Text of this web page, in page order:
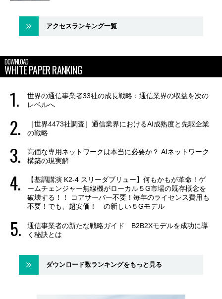
アクセスランキング一覧
DOWNLOAD
WHITE PAPER RANKING
世界の通信事業者33社の成長戦略：通信業界の収益を次の
レベルへ
［世界4473社調査］通信業界におけるAI成熟度と先駆企業
の戦略
高価な専用ネットワークは本当に必要か？ AIネットワーク
構築の現実解
【基調講演 K2-4 スリーダブリュー】何もかもが革命！ゲ
ームチェンジャー無線機がローカル５G市場の既存概念を
破壊する！！ コアサーバー不要！毎年のライセンス費用も
不要！でも、超安価！ の新しい５Gモデル
通信事業者の新たな戦略ガイド B2B2Xモデルを成功に導
く秘訣とは
ダウンロード数ランキングをもっと見る